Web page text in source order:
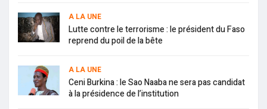
A LA UNE
Lutte contre le terrorisme : le président du Faso
reprend du poil de la bête
A LA UNE
Ceni Burkina : le Sao Naaba ne sera pas candidat
à la présidence de l’institution